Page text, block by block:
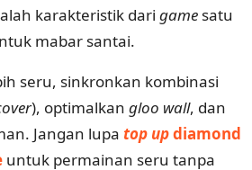
karakteristik dari game satu
mabar santai.
seru, sinkronkan kombinasi
), optimalkan gloo wall, dan
Jangan lupa top updiamond
untuk permainan seru tanpa